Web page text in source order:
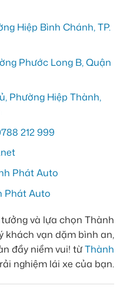
Hiệp Bình Chánh, TP.
Phước Long B, Quận
Phường Hiệp Thành,
212 999
Phát Auto
Phát Auto
và lựa chọn Thành
khách vạn dặm bình an,
đầy niềm vui! từThành
nghiệm lái xe của bạn.